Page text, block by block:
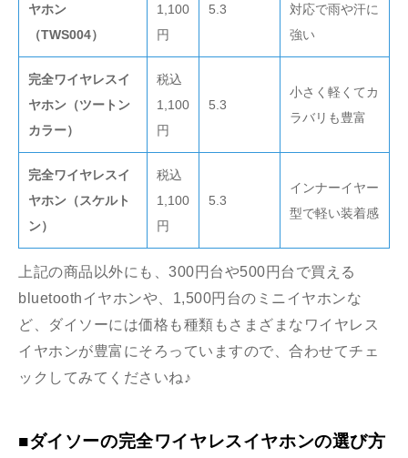
ヤホン
（TWS004）
1,100
円
5.3
対応で雨や汗に
強い
完全ワイヤレスイ
ヤホン（ツートン
カラー）
税込
1,100
円
5.3
小さく軽くてカ
ラバリも豊富
完全ワイヤレスイ
ヤホン（スケルト
ン）
税込
1,100
円
5.3
インナーイヤー
型で軽い装着感
上記の商品以外にも、300円台や500円台で買える
bluetoothイヤホンや、1,500円台のミニイヤホンな
ど、ダイソーには価格も種類もさまざまなワイヤレス
イヤホンが豊富にそろっていますので、合わせてチェ
ックしてみてくださいね♪
■ダイソーの完全ワイヤレスイヤホンの選び方